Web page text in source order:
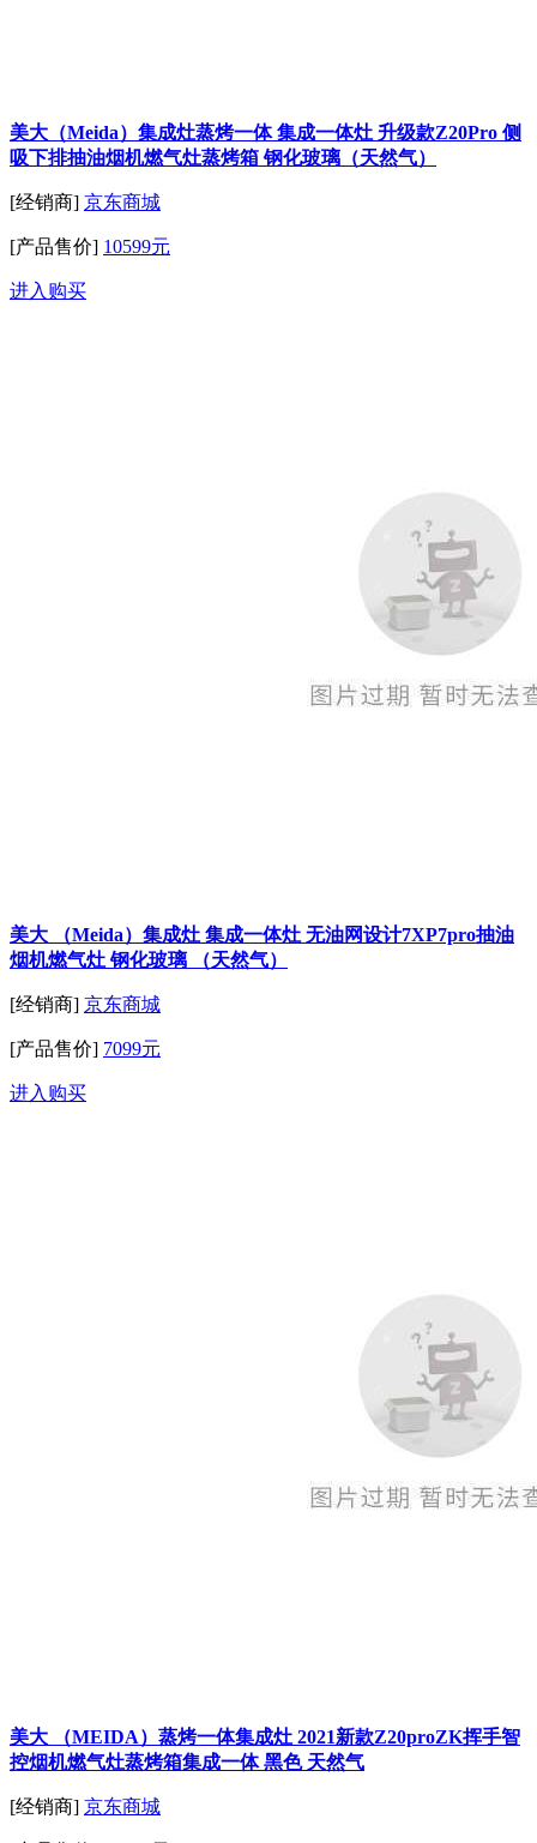
美大（Meida）集成灶蒸烤一体 集成一体灶 升级款Z20Pro 侧
吸下排抽油烟机燃气灶蒸烤箱 钢化玻璃（天然气）
[经销商] 京东商城
[产品售价] 10599元
进入购买
美大 （Meida）集成灶 集成一体灶 无油网设计7XP7pro抽油
烟机燃气灶 钢化玻璃 （天然气）
[经销商] 京东商城
[产品售价] 7099元
进入购买
美大 （MEIDA）蒸烤一体集成灶 2021新款Z20proZK挥手智
控烟机燃气灶蒸烤箱集成一体 黑色 天然气
[经销商] 京东商城